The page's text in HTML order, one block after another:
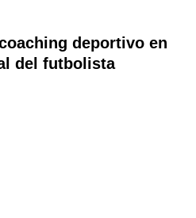
deportivo en
del futbolista